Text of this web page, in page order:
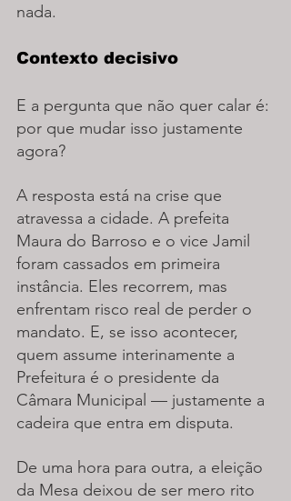
nada.
Contexto decisivo
E a pergunta que não quer calar é:
por que mudar isso justamente
agora?
A resposta está na crise que
atravessa a cidade. A prefeita
Maura do Barroso e o vice Jamil
foram cassados em primeira
instância. Eles recorrem, mas
enfrentam risco real de perder o
mandato. E, se isso acontecer,
quem assume interinamente a
Prefeitura é o presidente da
Câmara Municipal — justamente a
cadeira que entra em disputa.
De uma hora para outra, a eleição
da Mesa deixou de ser mero rito